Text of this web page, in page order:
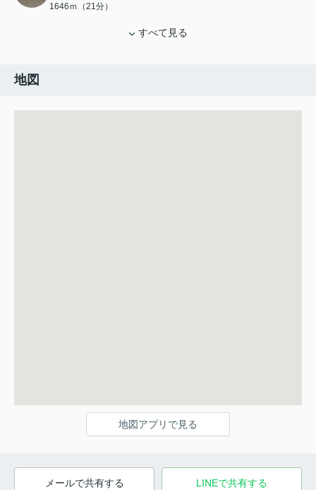
1646ｍ（21分）
すべて見る
地図
地図アプリで見る
メールで共有する LINEで共有する